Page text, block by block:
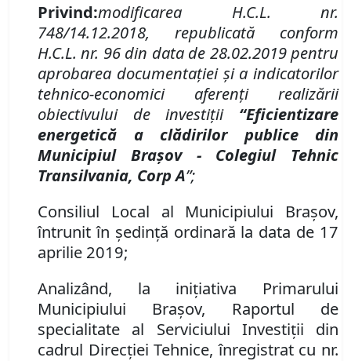
Privind:modificarea H.C.L. nr.
748/14.12.2018, republicată conform
H.C.L. nr. 96 din data de 28.02.2019 pentru
aprobarea documentaţiei şi a indicatorilor
tehnico-economici aferenţi realizării
obiectivului de investiţii “Eficientizare
energetică a clădirilor publice din
Municipiul Braşov - Colegiul Tehnic
Transilvania, Corp A”;
Consiliul Local al Municipiului Braşov,
întrunit în şedinţă ordinară la data de 17
aprilie 2019;
Analizând, la iniţiativa Primarului
Municipiului Braşov, Raportul de
specialitate al Serviciului Investiţii din
cadrul Direcţiei Tehnice, înregistrat cu nr.